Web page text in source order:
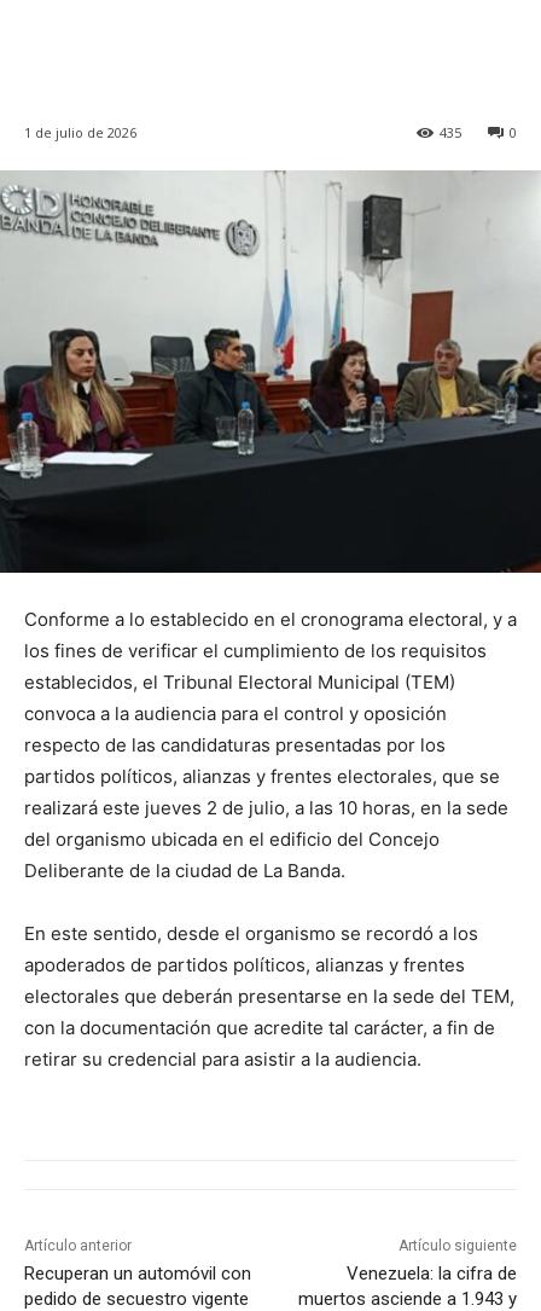
1 de julio de 2026 0
435
Conforme a lo establecido en el cronograma electoral, y a
los fines de verificar el cumplimiento de los requisitos
establecidos, el Tribunal Electoral Municipal (TEM)
convoca a la audiencia para el control y oposición
respecto de las candidaturas presentadas por los
partidos políticos, alianzas y frentes electorales, que se
realizará este jueves 2 de julio, a las 10 horas, en la sede
del organismo ubicada en el edificio del Concejo
Deliberante de la ciudad de La Banda.
En este sentido, desde el organismo se recordó a los
apoderados de partidos políticos, alianzas y frentes
electorales que deberán presentarse en la sede del TEM,
con la documentación que acredite tal carácter, a fin de
retirar su credencial para asistir a la audiencia.
Artículo anterior
Recuperan un automóvil con
pedido de secuestro vigente
Artículo siguiente
Venezuela: la cifra de
muertos asciende a 1.943 y